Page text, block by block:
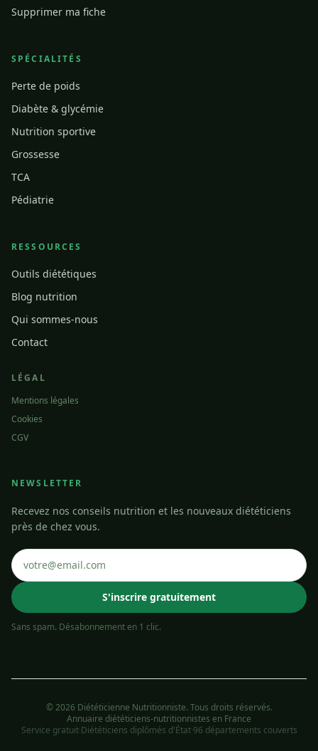
Supprimer ma fiche
SPÉCIALITÉS
Perte de poids
Diabète & glycémie
Nutrition sportive
Grossesse
TCA
Pédiatrie
RESSOURCES
Outils diététiques
Blog nutrition
Qui sommes-nous
Contact
LÉGAL
Mentions légales
Cookies
CGV
NEWSLETTER
Recevez nos conseils nutrition et les nouveaux diététiciens
près de chez vous.
S'inscrire gratuitement
Sans spam. Désabonnement en 1 clic.
© 2026 Diététicienne Nutritionniste. Tous droits réservés.
Annuaire diététiciens-nutritionnistes en France
Service gratuit·Diététiciens diplômés d'État·96 départements couverts